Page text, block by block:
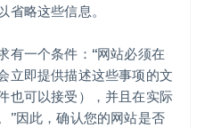
略这些信息。
有一个条件：“网站必须在
立即提供描述这些事项的文
也可以接受），并且在实际
”因此，确认您的网站是否